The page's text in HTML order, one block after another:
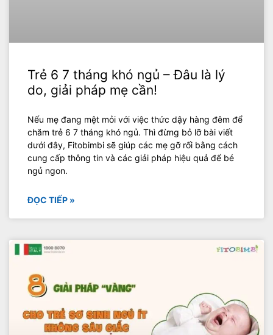
Trẻ 6 7 tháng khó ngủ – Đâu là lý
do, giải pháp mẹ cần!
Nếu mẹ đang mệt mỏi với việc thức dậy hàng đêm để
chăm trẻ 6 7 tháng khó ngủ. Thì đừng bỏ lỡ bài viết
dưới đây, Fitobimbi sẽ giúp các mẹ gỡ rối bằng cách
cung cấp thông tin và các giải pháp hiệu quả để bé
ngủ ngon.
ĐỌC TIẾP »